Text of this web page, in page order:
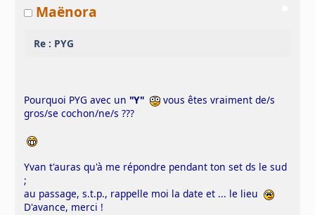
Maënora
Re : PYG
Pourquoi PYG avec un "Y"
vous êtes vraiment de/s
gros/se cochon/ne/s ???
Yvan t'auras qu'à me répondre pendant ton set ds le sud
;
au passage, s.t.p., rappelle moi la date et ... le lieu
D'avance, merci !